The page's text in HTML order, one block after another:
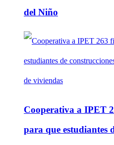
del Niño
Cooperativa a IPET
para que estudiantes